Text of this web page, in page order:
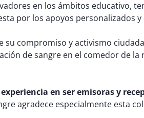
en los ámbitos educativo,
por los apoyos personalizados
compromiso y activismo
de sangre en el comedor de la
en ser emisoras y
agradece especialmente esta